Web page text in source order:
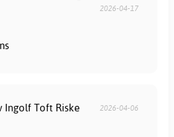
2026-04-17
Ingolf Toft Riske 2026-04-06